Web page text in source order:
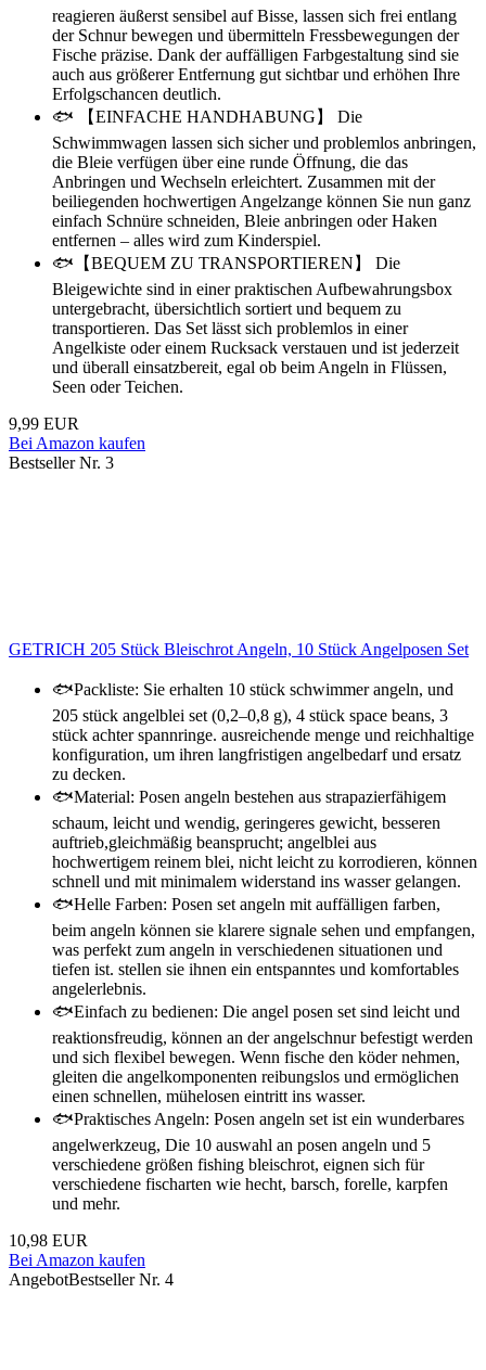
reagieren äußerst sensibel auf Bisse, lassen sich frei entlang
der Schnur bewegen und übermitteln Fressbewegungen der
Fische präzise. Dank der auffälligen Farbgestaltung sind sie
auch aus größerer Entfernung gut sichtbar und erhöhen Ihre
Erfolgschancen deutlich.
🐟 【EINFACHE HANDHABUNG】 Die
Schwimmwagen lassen sich sicher und problemlos anbringen,
die Bleie verfügen über eine runde Öffnung, die das
Anbringen und Wechseln erleichtert. Zusammen mit der
beiliegenden hochwertigen Angelzange können Sie nun ganz
einfach Schnüre schneiden, Bleie anbringen oder Haken
entfernen – alles wird zum Kinderspiel.
🐟【BEQUEM ZU TRANSPORTIEREN】 Die
Bleigewichte sind in einer praktischen Aufbewahrungsbox
untergebracht, übersichtlich sortiert und bequem zu
transportieren. Das Set lässt sich problemlos in einer
Angelkiste oder einem Rucksack verstauen und ist jederzeit
und überall einsatzbereit, egal ob beim Angeln in Flüssen,
Seen oder Teichen.
9,99 EUR
Bei Amazon kaufen
Bestseller Nr. 3
GETRICH 205 Stück Bleischrot Angeln, 10 Stück Angelposen Set
🐟Packliste: Sie erhalten 10 stück schwimmer angeln, und
205 stück angelblei set (0,2–0,8 g), 4 stück space beans, 3
stück achter spannringe. ausreichende menge und reichhaltige
konfiguration, um ihren langfristigen angelbedarf und ersatz
zu decken.
🐟Material: Posen angeln bestehen aus strapazierfähigem
schaum, leicht und wendig, geringeres gewicht, besseren
auftrieb,gleichmäßig beansprucht; angelblei aus
hochwertigem reinem blei, nicht leicht zu korrodieren, können
schnell und mit minimalem widerstand ins wasser gelangen.
🐟Helle Farben: Posen set angeln mit auffälligen farben,
beim angeln können sie klarere signale sehen und empfangen,
was perfekt zum angeln in verschiedenen situationen und
tiefen ist. stellen sie ihnen ein entspanntes und komfortables
angelerlebnis.
🐟Einfach zu bedienen: Die angel posen set sind leicht und
reaktionsfreudig, können an der angelschnur befestigt werden
und sich flexibel bewegen. Wenn fische den köder nehmen,
gleiten die angelkomponenten reibungslos und ermöglichen
einen schnellen, mühelosen eintritt ins wasser.
🐟Praktisches Angeln: Posen angeln set ist ein wunderbares
angelwerkzeug, Die 10 auswahl an posen angeln und 5
verschiedene größen fishing bleischrot, eignen sich für
verschiedene fischarten wie hecht, barsch, forelle, karpfen
und mehr.
10,98 EUR
Bei Amazon kaufen
AngebotBestseller Nr. 4